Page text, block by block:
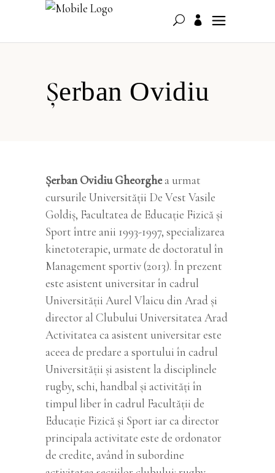
Șerban Ovidiu
Șerban Ovidiu Gheorghea urmat
cursurile Universităţii De Vest Vasile
Goldiş, Facultatea de Educație Fizică și
Sport între anii 1993-1997, specializarea
kinetoterapie, urmate de doctoratul în
Management sportiv (2013). În prezent
este asistent universitar în cadrul
Universităţii Aurel Vlaicu din Arad şi
director al Clubului Universitatea Arad
Activitatea ca asistent universitar este
aceea de predare a sportului în cadrul
Universității și asistent la disciplinele
rugby, schi, handbal și activități în
timpul liber în cadrul Facultății de
Educație Fizică și Sport iar ca director
principala activitate este de ordonator
de credite, având în subordine